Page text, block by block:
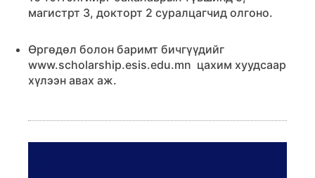
магистрт 3, докторт 2 суралцагчид олгоно.
Өргөдөл болон баримт бичгүүдийг
www.scholarship.esis.edu.mn цахим хуудсаар
хүлээн авах аж.